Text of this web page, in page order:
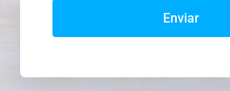
Enviar